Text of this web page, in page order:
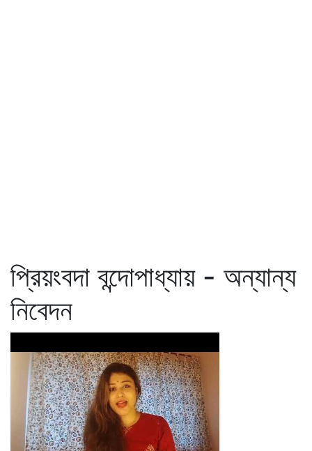
প্রিয়ংবদা বন্দোপাধ্যায় - অন্যান্য
নিবেদন